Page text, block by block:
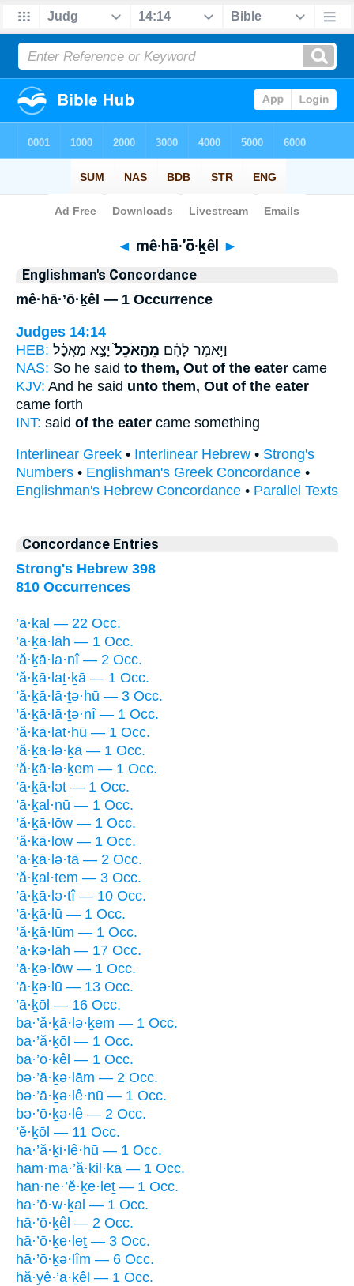
Bible> Strong's > Hebrew
◄ mê·hā·’ō·ḵêl ►
Englishman's Concordance
mê·hā·’ō·ḵêl — 1 Occurrence
Judges 14:14
HEB:
וַיֹּ֣אמֶר לָהֶ֗ם מֵהָֽאֹכֵל֙ יָצָ֣א מַאֲכָ֔ל
NAS: So he said to them, Out of the eater came
KJV: And he said unto them, Out of the eater
came forth
INT: said of the eater came something
Interlinear Greek • Interlinear Hebrew • Strong's
Numbers • Englishman's Greek Concordance •
Englishman's Hebrew Concordance • Parallel Texts
Concordance Entries
Strong's Hebrew 398
810 Occurrences
’ā·ḵal — 22 Occ.
’ā·ḵā·lāh — 1 Occ.
’ă·ḵā·la·nî — 2 Occ.
’ă·ḵā·laṯ·ḵā — 1 Occ.
’ă·ḵā·lā·ṯə·hū — 3 Occ.
’ă·ḵā·lā·ṯə·nî — 1 Occ.
’ă·ḵā·laṯ·hū — 1 Occ.
’ă·ḵā·lə·ḵā — 1 Occ.
’ă·ḵā·lə·ḵem — 1 Occ.
’ā·ḵā·lət — 1 Occ.
’ā·ḵal·nū — 1 Occ.
’ă·ḵā·lōw — 1 Occ.
’ă·ḵā·lōw — 1 Occ.
’ā·ḵā·lə·tā — 2 Occ.
’ă·ḵal·tem — 3 Occ.
’ā·ḵā·lə·tî — 10 Occ.
’ā·ḵā·lū — 1 Occ.
’ă·ḵā·lūm — 1 Occ.
’ā·ḵə·lāh — 17 Occ.
’ā·ḵə·lōw — 1 Occ.
’ā·ḵə·lū — 13 Occ.
’ā·ḵōl — 16 Occ.
ba·’ă·ḵā·lə·ḵem — 1 Occ.
ba·’ă·ḵōl — 1 Occ.
bā·’ō·ḵêl — 1 Occ.
bə·’ā·ḵə·lām — 2 Occ.
bə·’ā·ḵə·lê·nū — 1 Occ.
bə·’ō·ḵə·lê — 2 Occ.
’ĕ·ḵōl — 11 Occ.
ha·’ă·ḵi·lê·hū — 1 Occ.
ham·ma·’ă·ḵil·ḵā — 1 Occ.
han·ne·’ĕ·ḵe·leṯ — 1 Occ.
ha·’ō·w·ḵal — 1 Occ.
hā·’ō·ḵêl — 2 Occ.
hā·’ō·ḵe·leṯ — 3 Occ.
hā·’ō·ḵə·lîm — 6 Occ.
hă·yê·’ā·ḵêl — 1 Occ.